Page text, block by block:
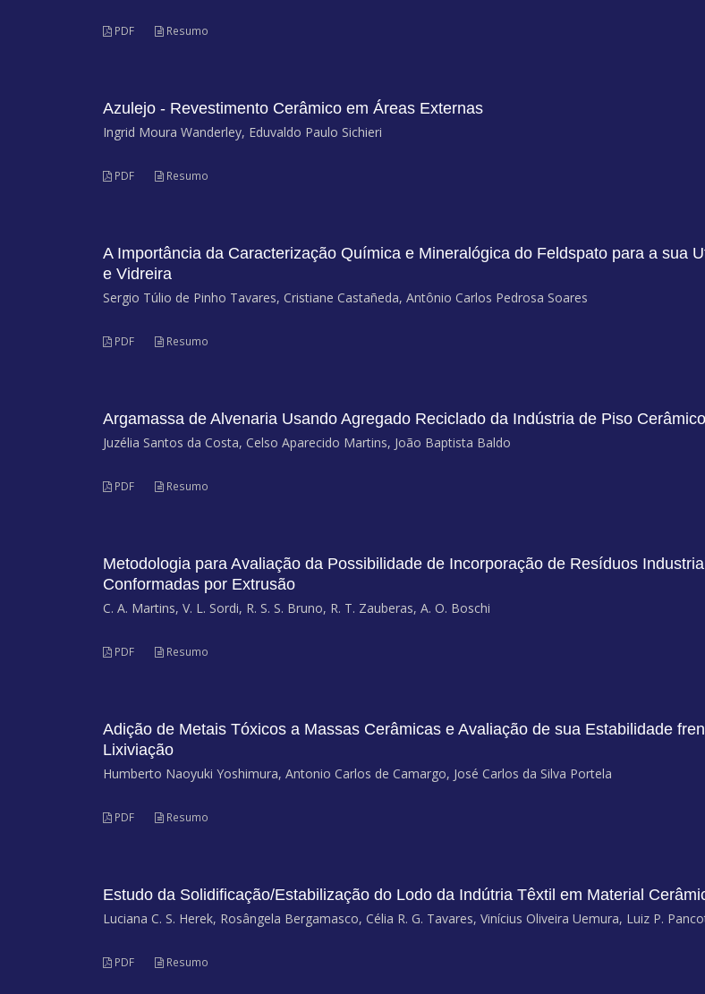
PDF Resumo
Azulejo - Revestimento Cerâmico em Áreas Externas
Ingrid Moura Wanderley, Eduvaldo Paulo Sichieri
PDF Resumo
A Importância da Caracterização Química e Mineralógica do Feldspato para a sua
e Vidreira
Sergio Túlio de Pinho Tavares, Cristiane Castañeda, Antônio Carlos Pedrosa Soares
PDF Resumo
Argamassa de Alvenaria Usando Agregado Reciclado da Indústria de Piso Cerâmico
Juzélia Santos da Costa, Celso Aparecido Martins, João Baptista Baldo
PDF Resumo
Metodologia para Avaliação da Possibilidade de Incorporação de Resíduos
Conformadas por Extrusão
C. A. Martins, V. L. Sordi, R. S. S. Bruno, R. T. Zauberas, A. O. Boschi
PDF Resumo
Adição de Metais Tóxicos a Massas Cerâmicas e Avaliação de sua Estabilidade
Lixiviação
Humberto Naoyuki Yoshimura, Antonio Carlos de Camargo, José Carlos da Silva Portela
PDF Resumo
Estudo da Solidificação/Estabilização do Lodo da Indútria Têxtil em Material
Luciana C. S. Herek, Rosângela Bergamasco, Célia R. G. Tavares, Vinícius Oliveira Uemura, Luiz P.
PDF Resumo